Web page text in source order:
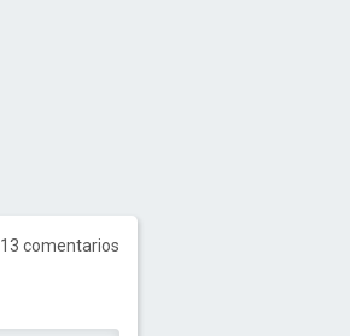
13 comentarios